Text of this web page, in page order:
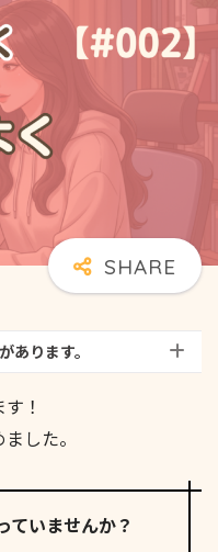
あります。
！
した。
ていませんか？